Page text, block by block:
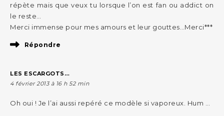
répète mais que veux tu lorsque l’on est fan ou addict on
le reste…
Merci immense pour mes amours et leur gouttes…Merci***
Répondre
LES ESCARGOTS…
4 février 2013 à 16 h 52 min
Oh oui ! Je l’ai aussi repéré ce modèle si vaporeux. Hum …